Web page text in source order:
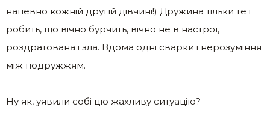
напевно кожній другій дівчині!) Дружина тільки те і
робить, що вічно бурчить, вічно не в настрої,
роздратована і зла. Вдома одні сварки і нерозуміння
між подружжям.
Ну як, уявили собі цю жахливу ситуацію?